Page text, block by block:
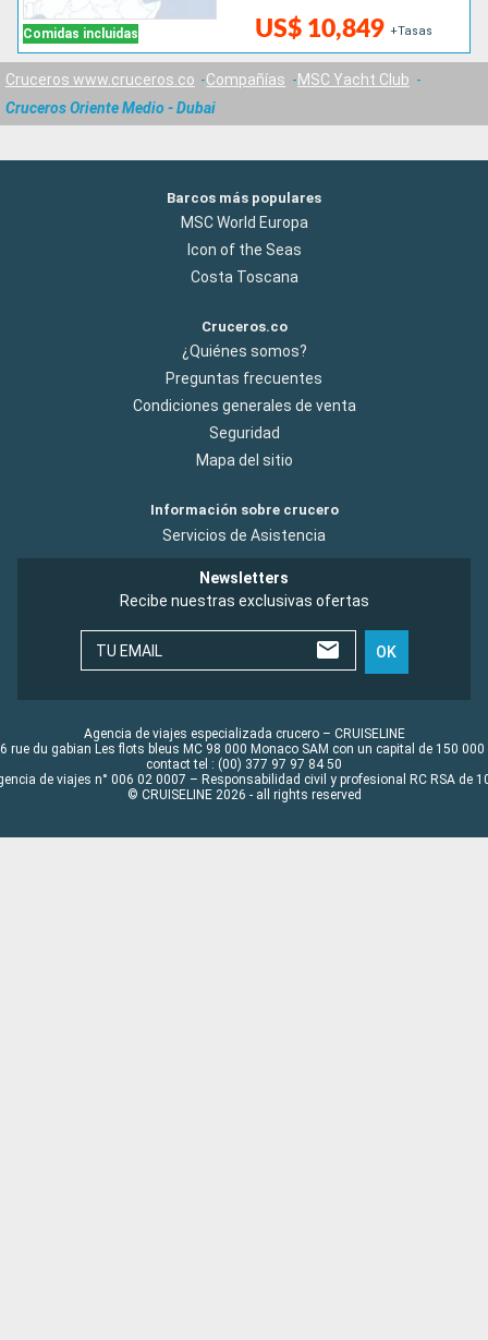
Comidas incluidas US$ 10,849 +Tasas
Cruceros www.cruceros.co Compañías
MSC Yacht Club
Cruceros Oriente Medio - Dubai
Barcos más populares
MSC World Europa
Icon of the Seas
Costa Toscana
Cruceros.co
¿Quiénes somos?
Preguntas frecuentes
Condiciones generales de venta
Seguridad
Mapa del sitio
Información sobre crucero
Servicios de Asistencia
Newsletters
Recibe nuestras exclusivas ofertas
TU EMAIL OK
Agencia de viajes especializada crucero – CRUISELINE
rue du gabian Les flots bleus MC 98 000 Monaco SAM con un capital de 150 000
contact tel : (00) 377 97 97 84 50
de viajes n° 006 02 0007 – Responsabilidad civil y profesional RC RSA de
© CRUISELINE 2026 - all rights reserved